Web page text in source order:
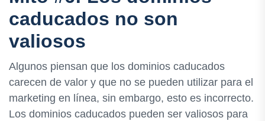
caducados no son
valiosos
Algunos piensan que los dominios caducados
carecen de valor y que no se pueden utilizar para el
marketing en línea, sin embargo, esto es incorrecto.
Los dominios caducados pueden ser valiosos para